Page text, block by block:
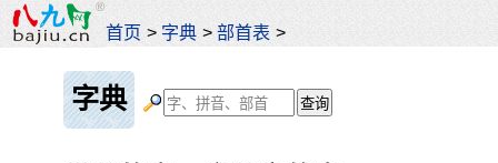
首页 > 字典 >部首表 >
字典